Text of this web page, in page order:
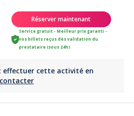
Réserver maintenant
Service gratuit - Meilleur prix garanti -
vos billets reçus dès validation du
prestataire (sous 24h)
effectuer cette activité en